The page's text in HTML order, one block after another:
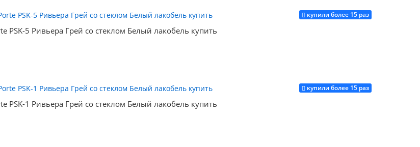
Купить
купили более 15 раз
PSK-5 Ривьера Грей со стеклом Белый лакобель купить
Купить
купили более 15 раз
PSK-1 Ривьера Грей со стеклом Белый лакобель купить